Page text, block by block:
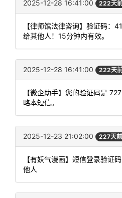
2025-12-28 16:41:00 222天
【律师馆法律咨询】验证码：
给其他人！15分钟内有效。
2025-12-28 16:41:00 222天
【微企助手】您的验证码是
略本短信。
2025-12-23 21:02:00 227天前
【有妖气漫画】短信登录验证
他人